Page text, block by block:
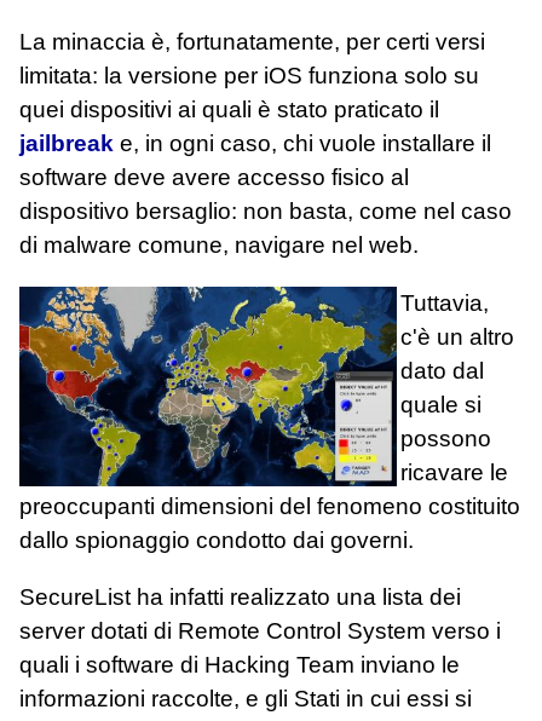
La minaccia è, fortunatamente, per certi versi
limitata: la versione per iOS funziona solo su
quei dispositivi ai quali è stato praticato il
jailbreak e, in ogni caso, chi vuole installare il
software deve avere accesso fisico al
dispositivo bersaglio: non basta, come nel caso
di malware comune, navigare nel web.
Tuttavia,
c'è un altro
dato dal
quale si
possono
ricavare le
preoccupanti dimensioni del fenomeno costituito
dallo spionaggio condotto dai governi.
SecureList ha infatti realizzato una lista dei
server dotati di Remote Control System verso i
quali i software di Hacking Team inviano le
informazioni raccolte, e gli Stati in cui essi si